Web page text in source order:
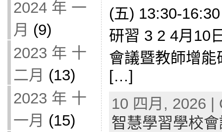
2024 年 一
月 (9)
2023 年 十
二月 (13)
2023 年 十
一月 (15)
(五) 13:30-
研習 3 2 4月10
會議暨教師增
[…]
10 四月, 2026
智慧學習學校